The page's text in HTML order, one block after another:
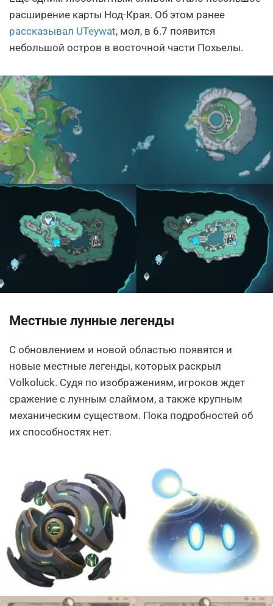
расширение карты Нод-Края. Об этом ранее
рассказывал UTeywat, мол, в 6.7 появится
небольшой остров в восточной части Похьелы.
Местные лунные легенды
С обновлением и новой областью появятся и
новые местные легенды, которых раскрыл
Volkoluck. Судя по изображениям, игроков ждет
сражение с лунным слаймом, а также крупным
механическим существом. Пока подробностей об
их способностях нет.